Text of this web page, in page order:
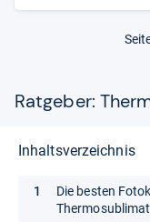
Ratgeber:
Inhaltsverzeichnis
Die besten